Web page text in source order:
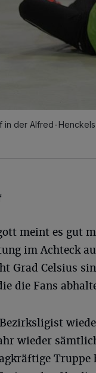
in der Alfred-
meint es gut
im Achteck
Grad Celsius
die Fans
wieder